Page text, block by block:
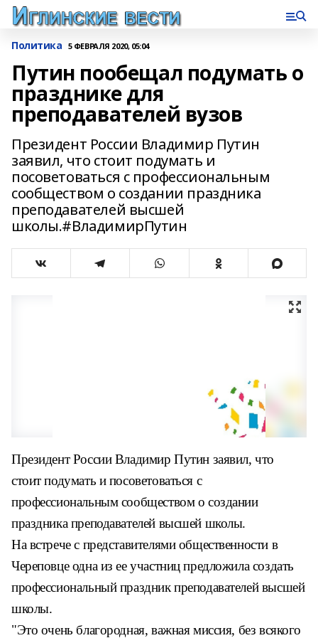
Политика 5 ФЕВРАЛЯ 2020, 05:04
Путин пообещал подумать о
празднике для
преподавателей вузов
Президент России Владимир Путин
заявил, что стоит подумать и
посоветоваться с профессиональным
сообществом о создании праздника
преподавателей высшей
школы.#ВладимирПутин
Президент России Владимир Путин заявил, что
стоит подумать и посоветоваться с
профессиональным сообществом о создании
праздника преподавателей высшей школы.
На встрече с представителями общественности в
Череповце одна из ее участниц предложила создать
профессиональный праздник преподавателей высшей
школы.
"Это очень благородная, важная миссия, без всякого